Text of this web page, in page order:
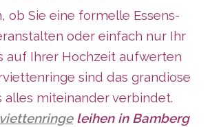
ob Sie eine formelle Essens-
oder einfach nur Ihr
auf Ihrer Hochzeit aufwerten
sind das grandiose
alles miteinander verbindet.
leihen in Bamberg